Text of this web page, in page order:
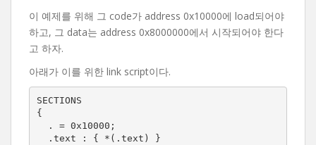
이 예제를 위해 그 code가 address 0x10000에 load되어야
하고, 그 data는 address 0x8000000에서 시작되어야 한다
고 하자.
아래가 이를 위한 link script이다.
SECTIONS
{